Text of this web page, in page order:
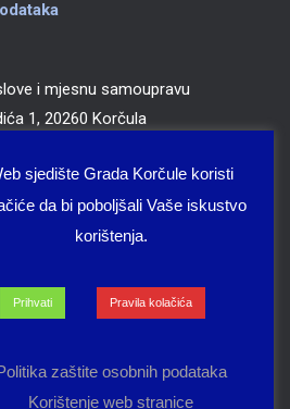
i mjesnu samoupravu
1, 20260 Korčula
Grada Korčule
1, 20260 Korčula
sjedište Grada Korčule koristi
da bi poboljšali Vaše iskustvo
korištenja.
Prihvati Pravila kolačića
zaštite osobnih podataka
Korištenje web stranice